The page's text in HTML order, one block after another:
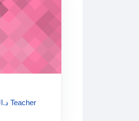
د.السماني محمد الغالي Teacher